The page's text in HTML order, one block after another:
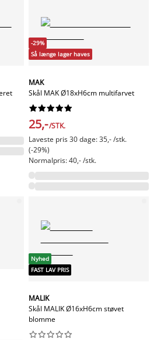
-29%
Så længe lager haves
MAK
Skål MAK Ø18xH6cm multifarvet






25,-/STK.
Laveste pris 30 dage: 35,- /stk.
(-29%)
Normalpris: 40,- /stk.
Nyhed
FAST LAV PRIS
MALIK
Skål MALIK Ø16xH6cm støvet
blomme





